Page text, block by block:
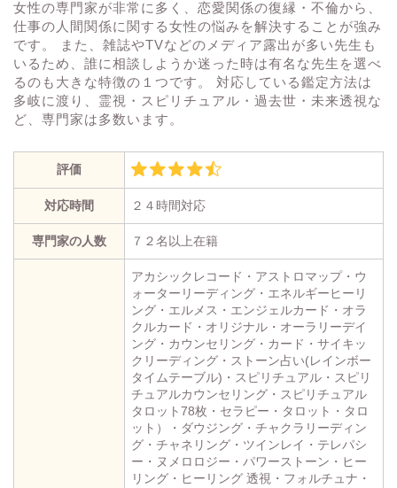
女性の専門家が非常に多く、恋愛関係の復縁・不倫から、
仕事の人間関係に関する女性の悩みを解決することが強み
です。 また、雑誌やTVなどのメディア露出が多い先生も
いるため、誰に相談しようか迷った時は有名な先生を選べ
るのも大きな特徴の１つです。 対応している鑑定方法は
多岐に渡り、霊視・スピリチュアル・過去世・未来透視な
ど、専門家は多数います。
評価
対応時間 ２４時間対応
専門家の人数 ７２名以上在籍
アカシックレコード・アストロマップ・ウ
ォーターリーディング・エネルギーヒーリ
ング・エルメス・エンジェルカード・オラ
クルカード・オリジナル・オーラリーデイ
ング・カウンセリング・カード・サイキッ
クリーディング・ストーン占い(レインボー
タイムテーブル)・スピリチュアル・スピリ
チュアルカウンセリング・スピリチュアル
タロット78枚・セラピー・タロット・タロ
ット）・ダウジング・チャクラリーディン
グ・チャネリング・ツインレイ・テレパシ
ー・ヌメロロジー・パワーストーン・ヒー
リング・ヒーリング 透視・フォルチュナ・